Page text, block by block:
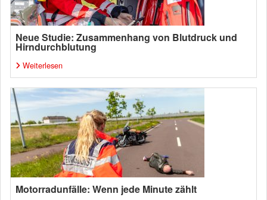
Neue Studie: Zusammenhang von Blutdruck und
Hirndurchblutung
Weiterlesen
Motorradunfälle: Wenn jede Minute zählt